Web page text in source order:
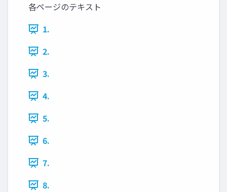
各ページのテキスト
1.
2.
3.
4.
5.
6.
7.
8.